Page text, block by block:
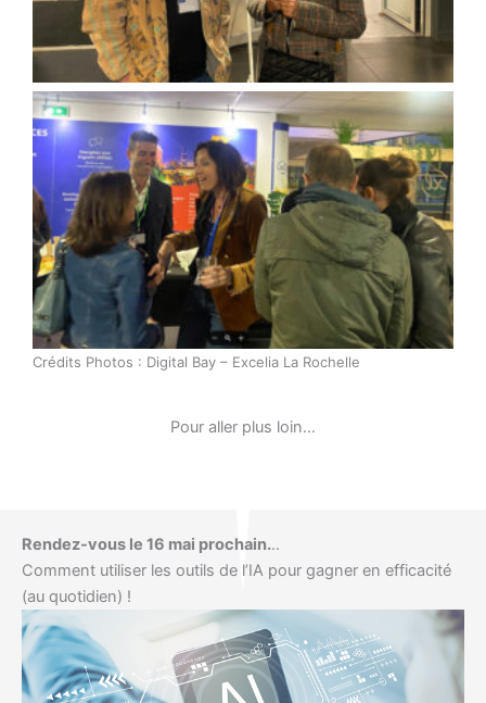
Soirée conviviale…
Crédits Photos : Digital Bay – Excelia La Rochelle
Pour aller plus loin…
Rendez-vous le 16 mai prochain...
Comment utiliser les outils de l’IA pour gagner en efficacité
(au quotidien) !